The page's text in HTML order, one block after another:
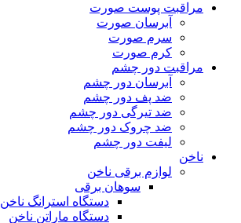
مراقبت پوست صورت
آبرسان صورت
سرم صورت
کرم صورت
مراقبت دور چشم
آبرسان دور چشم
ضد پف دور چشم
ضد تیرگی دور چشم
ضد چروک دور چشم
لیفت دور چشم
ناخن
لوازم برقی ناخن
سوهان برقی
دستگاه استرانگ ناخن
دستگاه ماراتن ناخن